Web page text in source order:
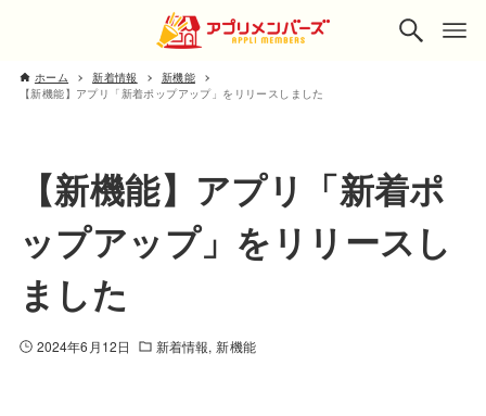
ホーム 新着情報
新機能
【新機能】アプリ「新着ポップアップ」をリリースしました
【新機能】アプリ「新着ポ
ップアップ」をリリースし
ました
2024年6月12日 新着情報 新機能